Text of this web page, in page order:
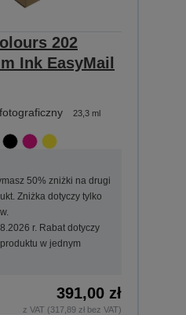
202
Ink EasyMail
23,3 ml
50% zniżki na drugi
Zniżka dotyczy tylko
r. Rabat dotyczy
w jednym
391,00 zł
z VAT (317,89 zł bez VAT)